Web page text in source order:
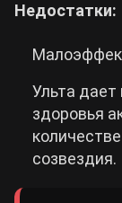
Недостатки:
Ульта дает
здоровья
созвездия.